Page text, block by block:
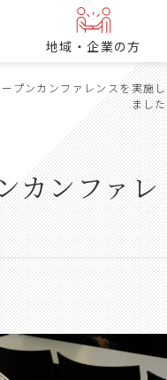
地域・企業の方
プンカンファレンスを実施し
ました
カンファレ